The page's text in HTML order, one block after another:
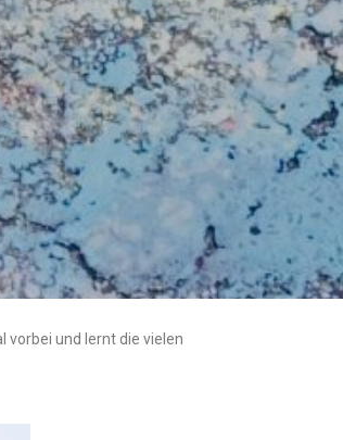
vorbei und lernt die vielen